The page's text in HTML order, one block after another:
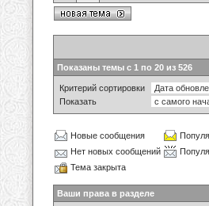
Показаны темы с 1 по 20 из 526
Критерий сортировки
Показать
Новые сообщения
Нет новых сообщений
Тема закрыта
Ваши права в разделе